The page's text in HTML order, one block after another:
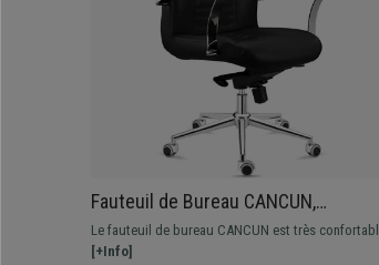
Fauteuil de Bureau CANCUN,
Rembourrage Épais, Dossier Haut, en
Cuir Noir
Le fauteuil de bureau CANCUN est très confortable
grâce à son rembourrage à haute densité et ses
[+Info]